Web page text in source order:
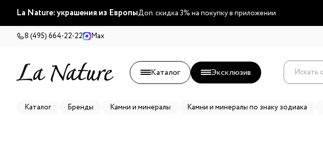
La Nature: украшения из ЕвропыДоп. скидка 3% на покупку в приложении
8 (495) 664-22-22 Max
Каталог Эксклюзив
Каталог Бренды Камни и минералы Камни и минералы по знаку зодиака